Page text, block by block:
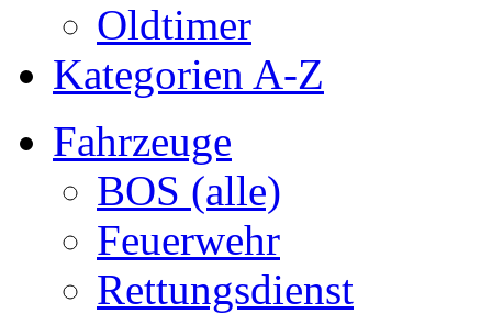
Oldtimer
Kategorien A-Z
Fahrzeuge
BOS (alle)
Feuerwehr
Rettungsdienst